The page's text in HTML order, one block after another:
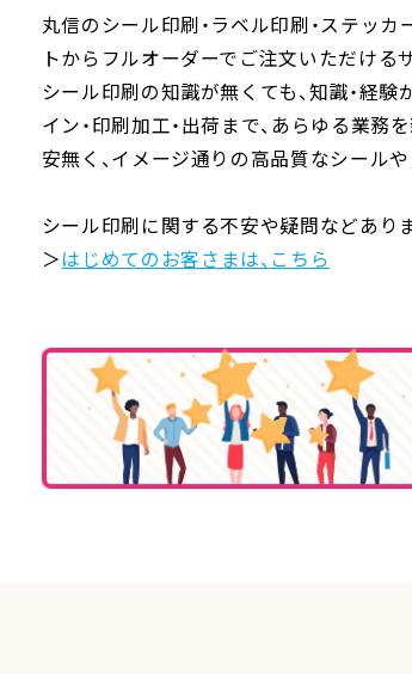
丸信のシール印刷・ラベル印刷・ステッ
トからフルオーダーでご注文いただける
シール印刷の知識が無くても、知識・経
イン・印刷加工・出荷まで、あらゆる業
安無く、イメージ通りの高品質なシール
シール印刷に関する不安や疑問などあり
＞はじめてのお客さまは、こちら